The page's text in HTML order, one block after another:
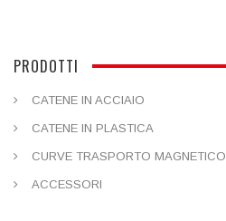
PRODOTTI
CATENE IN ACCIAIO
CATENE IN PLASTICA
CURVE TRASPORTO MAGNETICO
ACCESSORI